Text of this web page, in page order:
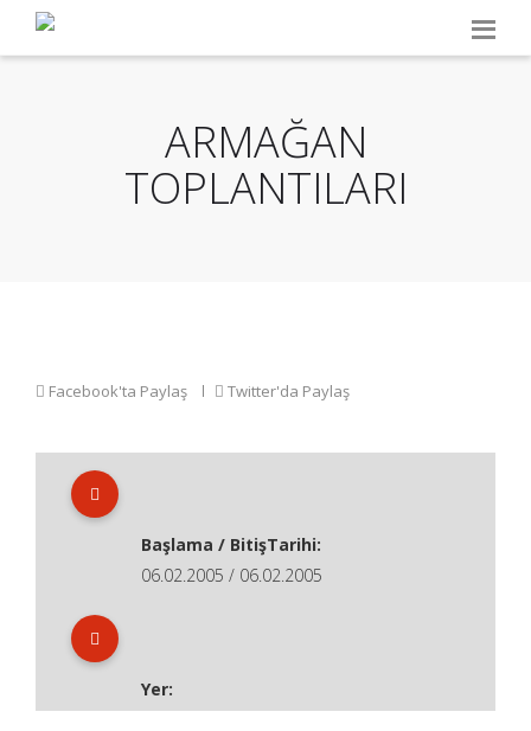
ARMAĞAN
TOPLANTILARI
Facebook'ta Paylaş Twitter'da Paylaş
Başlama / BitişTarihi:
06.02.2005 / 06.02.2005
Yer: